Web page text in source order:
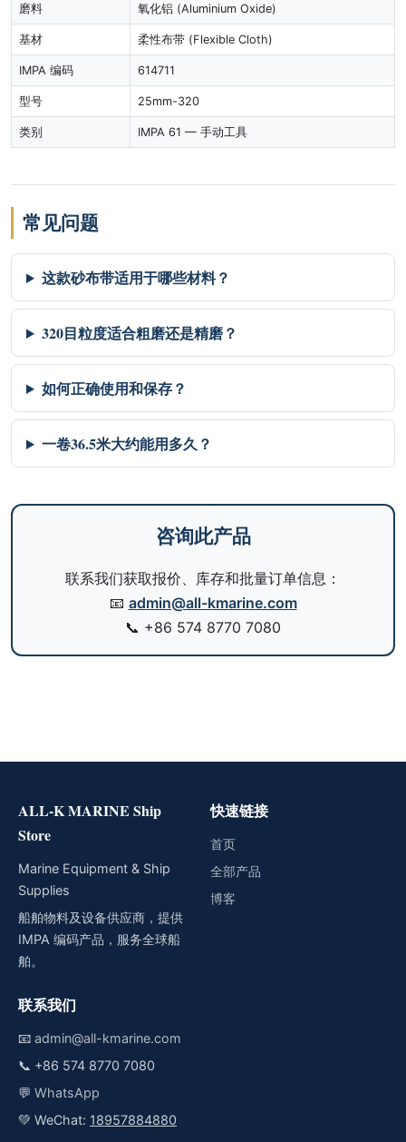
磨料 氧化铝 (Aluminium Oxide)
基材 柔性布带 (Flexible Cloth)
IMPA 编码 614711
型号 25mm-320
类别 IMPA 61 — 手动工具
常见问题
这款砂布带适用于哪些材料？
320目粒度适合粗磨还是精磨？
如何正确使用和保存？
一卷36.5米大约能用多久？
咨询此产品
联系我们获取报价、库存和批量订单信息：
📧 admin@all-kmarine.com
📞 +86 574 8770 7080
ALL-K MARINE Ship
Store
Marine Equipment & Ship
Supplies
船舶物料及设备供应商，提供
IMPA 编码产品，服务全球船
舶。
快速链接
首页
全部产品
博客
联系我们
📧 admin@all-kmarine.com
📞 +86 574 8770 7080
💬 WhatsApp
💚 WeChat: 18957884880